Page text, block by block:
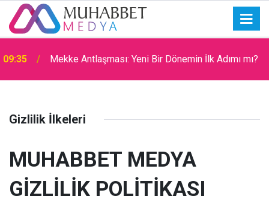
09:35 Mekke Antlaşması: Yeni Bir Dönemin İlk Adımı mı?
09:31 Filistin Kara Konvoyu
Gizlilik İlkeleri
MUHABBET MEDYA
GİZLİLİK POLİTİKASI